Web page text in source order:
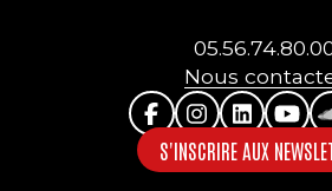
Nous
S'INSCRIRE AUX